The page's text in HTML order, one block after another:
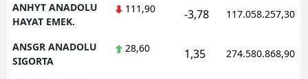
ANHYT ANADOLU
HAYAT EMEK.
111,90 -3,78 117.058.257,30
ANSGR ANADOLU
SIGORTA
28,60 1,35 274.580.868,90